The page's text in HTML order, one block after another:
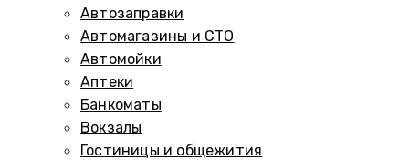
Автозаправки
Автомагазины и СТО
Автомойки
Аптеки
Банкоматы
Вокзалы
Гостиницы и общежития